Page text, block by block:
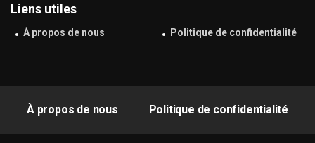
Liens utiles
À propos de nous Politique de confidentialité
À propos de nous Politique de confidentialité